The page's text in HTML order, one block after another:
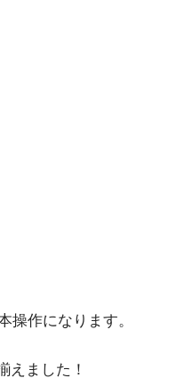
操作になります。
えました！